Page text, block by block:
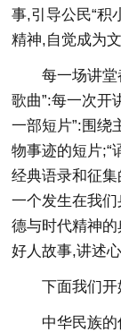
事,引导公民“积
精神,自觉成为
每一场讲堂
歌曲”:每一次开
一部短片”:围绕
物事迹的短片;“
经典语录和征集
一个发生在我
德与时代精神的
好人故事,讲述
下面我们开
中华民族